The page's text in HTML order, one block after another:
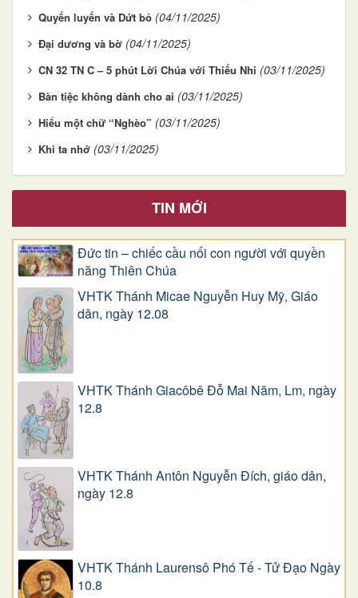
Quyến luyến và Dứt bỏ (04/11/2025)
Đại dương và bờ (04/11/2025)
CN 32 TN C – 5 phút Lời Chúa với Thiếu Nhi (03/11/2025)
Bàn tiệc không dành cho ai (03/11/2025)
Hiểu một chữ “Nghèo” (03/11/2025)
Khi ta nhớ (03/11/2025)
TIN MỚI
Đức tin – chiếc cầu nối con người với quyền
năng Thiên Chúa
VHTK Thánh Micae Nguyễn Huy Mỹ, Giáo
dân, ngày 12.08
VHTK Thánh Giacôbê Ðỗ Mai Năm, Lm, ngày
12.8
VHTK Thánh Antôn Nguyễn Ðích, giáo dân,
ngày 12.8
VHTK Thánh Laurensô Phó Tế - Tử Đạo Ngày
10.8